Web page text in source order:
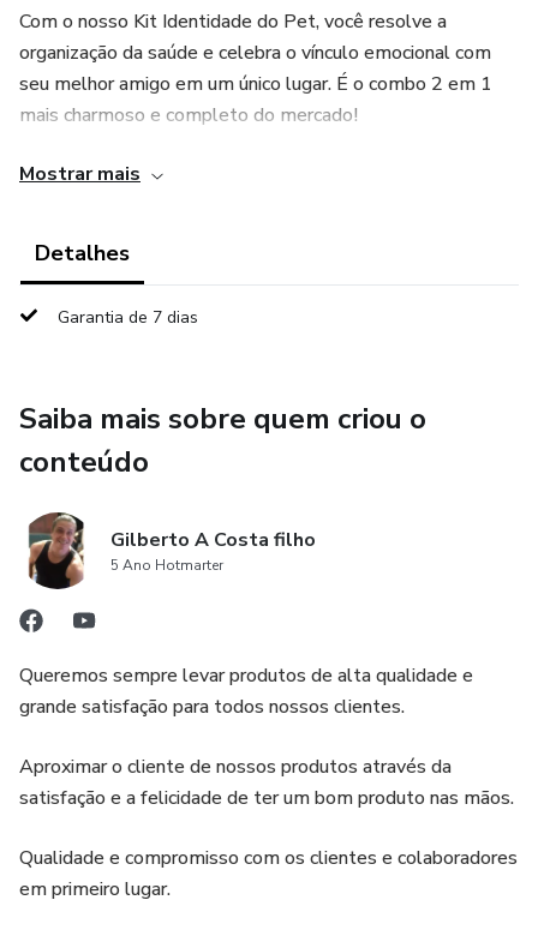
Com o nosso Kit Identidade do Pet, você resolve a
organização da saúde e celebra o vínculo emocional com
seu melhor amigo em um único lugar. É o combo 2 em 1
mais charmoso e completo do mercado!
📋 O que está incluso no seu Kit?
espaço para a impressão da patinha e todos os dados
2️⃣ Certidão de Nascimento
Eternize a história do seu pet! Um documento clássico
para celebrar o nascimento ou o dia da adoção, com o nome
dos "pais", "avós" e detalhes que tornam a chegada dele
inesquecível.
✨ Por que escolher o nosso Kit?
Economia Real: Você leva 2 produtos exclusivos pelo
preço de apenas 1!
100% Personalizado: Feito com a foto e as informações
específicas do seu pet (como o Simba das nossas fotos!).
Alta Qualidade: Arquivos digitais em alta resolução (PDF),
Mostrar mais
Detalhes
Garantia de 7 dias
Saiba mais sobre quem criou o
conteúdo
Gilberto A Costa filho
5 Ano Hotmarter
Queremos sempre levar produtos de alta qualidade e
grande satisfação para todos nossos clientes.
Aproximar o cliente de nossos produtos através da
satisfação e a felicidade de ter um bom produto nas mãos.
Qualidade e compromisso com os clientes e colaboradores
em primeiro lugar.